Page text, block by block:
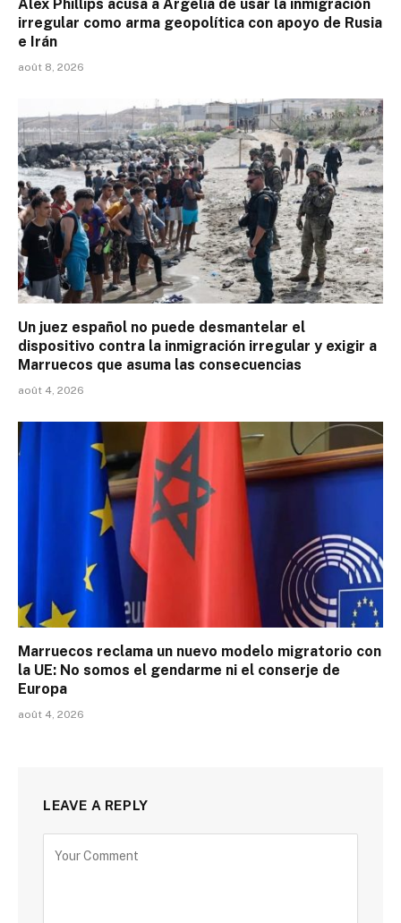
Alex Phillips acusa a Argelia de usar la inmigración
irregular como arma geopolítica con apoyo de Rusia
e Irán
août 8, 2026
Un juez español no puede desmantelar el
dispositivo contra la inmigración irregular y exigir a
Marruecos que asuma las consecuencias
août 4, 2026
Marruecos reclama un nuevo modelo migratorio con
la UE: No somos el gendarme ni el conserje de
Europa
août 4, 2026
LEAVE A REPLY